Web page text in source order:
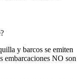
y barcos se emiten
embarcaciones NO son